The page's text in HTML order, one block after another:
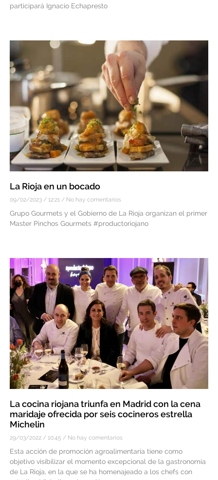
participará Ignacio Echapresto
La Rioja en un bocado
09/02/2023 12:21 No hay comentarios
Grupo Gourmets y el Gobierno de La Rioja organizan el primer
Master Pinchos Gourmets #productoriojano
La cocina riojana triunfa en Madrid con la cena
maridaje ofrecida por seis cocineros estrella
Michelin
29/03/2022 10:45 No hay comentarios
Esta acción de promoción agroalimentaria tiene como
objetivo visibilizar el momento excepcional de la gastronomía
de La Rioja, en la que se ha homenajeado a los chefs con